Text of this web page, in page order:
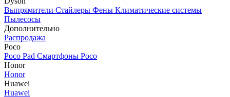
Выпрямители Стайлеры Фены Климатические системы
Пылесосы
Дополнительно
Распродажа
Poco
Poco Pad Смартфоны Poco
Honor
Honor
Huawei
Huawei